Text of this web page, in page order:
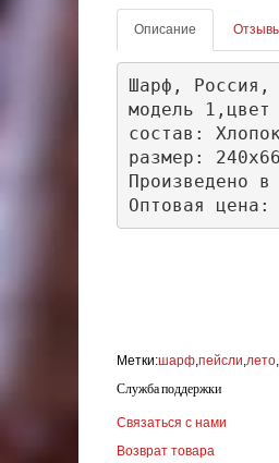
Описание
Шарф, Россия,
модель 1,цвет
состав:
размер:
Произведено
Оптовая цена:
Метки:шарф,пейсли,лето,
Служба поддержки
Связаться с нами
Возврат товара